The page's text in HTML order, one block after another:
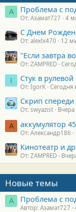
А Проблема с
От: Азамат727 4
С Днем
От: alexlx470 12
"Если завтра
От: ZAMPRED
I Стук в рулевой
От: IgorK Сегодня
Скрип спереди
От: swyazist
А аккумулятор
От: Александр186
Кинотеатр и
От: ZAMPRED
Новые темы
А Проблема с
Автор: Азамат727